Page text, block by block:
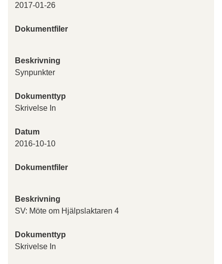
2017-01-26
Dokumentfiler
Beskrivning
Synpunkter
Dokumenttyp
Skrivelse In
Datum
2016-10-10
Dokumentfiler
Beskrivning
SV: Möte om Hjälpslaktaren 4
Dokumenttyp
Skrivelse In